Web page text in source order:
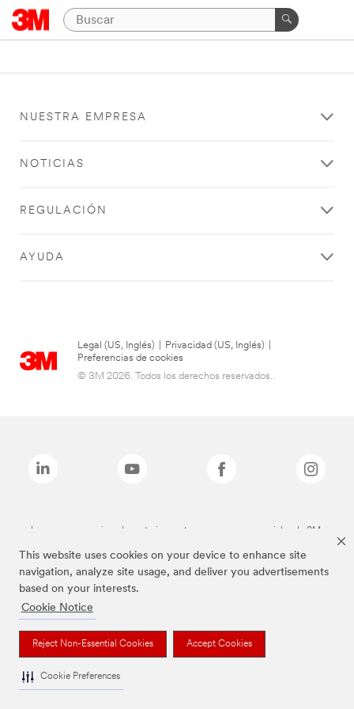
This website uses cookies on your device to enhance site
navigation, analyze site usage, and deliver you advertisements
based on your interests.
Cookie Notice
Reject Non-Essential Cookies Accept Cookies
Cookie Preferences
NUESTRA EMPRESA
NOTICIAS
REGULACIÓN
AYUDA
Legal (US, Inglés) Privacidad (US, Inglés)
Preferencias de cookies
© 3M 2026. Todos los derechos reservados..
Las marcas mencionadas anteriormente son marcas comerciales de 3M.